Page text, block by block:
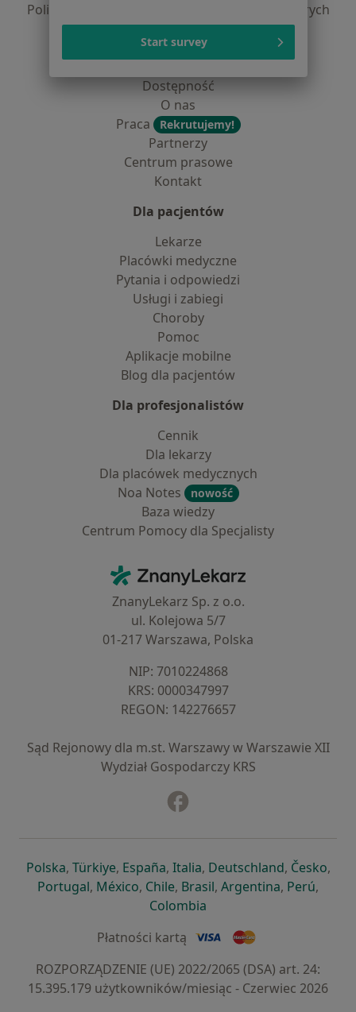
Polityka prywatności dla profesjonalistów, których
dane pozyskaliśmy samodzielnie
Polityka cookies
Dostępność
O nas
Praca
Rekrutujemy!
Partnerzy
Centrum prasowe
Kontakt
Dla pacjentów
Lekarze
Placówki medyczne
Pytania i odpowiedzi
Usługi i zabiegi
Choroby
Pomoc
Aplikacje mobilne
Blog dla pacjentów
Dla profesjonalistów
Cennik
Dla lekarzy
Dla placówek medycznych
Noa Notes
nowość
Baza wiedzy
Centrum Pomocy dla Specjalisty
ZnanyLekarz - Strona główna
ZnanyLekarz Sp. z o.o.
ul. Kolejowa 5/7
01-217 Warszawa, Polska
NIP: ⁠7010224868
KRS: ⁠0000347997
REGON: ⁠142276657
Sąd Rejonowy dla m.st. Warszawy w Warszawie XII
Wydział Gospodarczy KRS
Polskaotwiera się w nowej karcie
, Türkiyeotwiera się w nowej karcie
, Españaotwiera się w nowej karcie
, Italiaotwiera się w nowej
, Deutschlandotwiera się
, Česko,
Portugalotwiera się w nowej karcie
, Méxicootwiera się w nowej karcie
, Chileotwiera się w nowej karcie
, Brasilotwiera się w nowej
, Argentinaotwiera się
, Perú,
Colombia
Płatności kartą
ROZPORZĄDZENIE (UE) 2022/2065 (DSA) art. 24:
15.395.179 użytkowników/miesiąc - Czerwiec 2026
Start survey